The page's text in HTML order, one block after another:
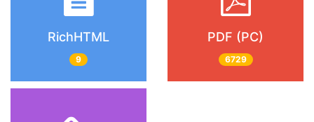
RichHTML
9
PDF (PC)
6729